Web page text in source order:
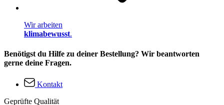
Wir arbeiten
klimabewusst.
Benötigst du Hilfe zu deiner Bestellung? Wir beantworten
gerne deine Fragen.
Kontakt
Geprüfte Qualität